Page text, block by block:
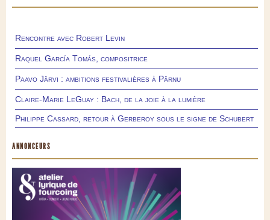
Rencontre avec Robert Levin
Raquel García Tomás, compositrice
Paavo Järvi : ambitions festivalières à Pärnu
Claire-Marie LeGuay : Bach, de la joie à la lumière
Philippe Cassard, retour à Gerberoy sous le signe de Schubert
ANNONCEURS